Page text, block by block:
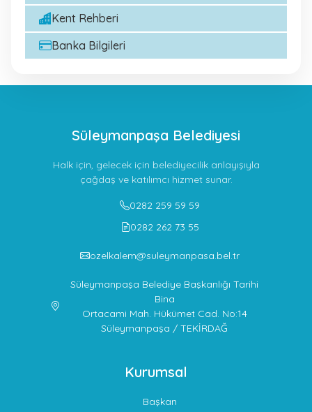
Kent Rehberi
Banka Bilgileri
Süleymanpaşa Belediyesi
Halk için, gelecek için belediyecilik anlayışıyla
çağdaş ve katılımcı hizmet sunar.
0282 259 59 59
0282 262 73 55
ozelkalem@suleymanpasa.bel.tr
Süleymanpaşa Belediye Başkanlığı Tarihi
Bina
Ortacami Mah. Hükümet Cad. No:14
Süleymanpaşa / TEKİRDAĞ
Kurumsal
Başkan